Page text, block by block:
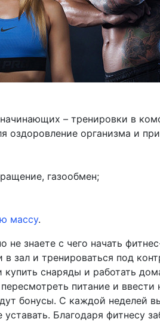
– тренировки в
оздоровление организма и
газообмен;
массу.
не знаете с чего начать
зал и тренироваться под
купить снаряды и работать
питание и
бонусы. С каждой неделей
Благодаря фитнесу